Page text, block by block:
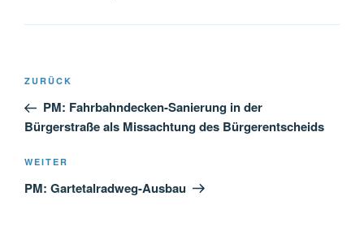
Beitragsnavigation
Vorheriger
Beitrag
ZURÜCK
PM: Fahrbahndecken-Sanierung in der
Bürgerstraße als Missachtung des Bürgerentscheids
Nächster
Beitrag
WEITER
PM: Gartetalradweg-Ausbau